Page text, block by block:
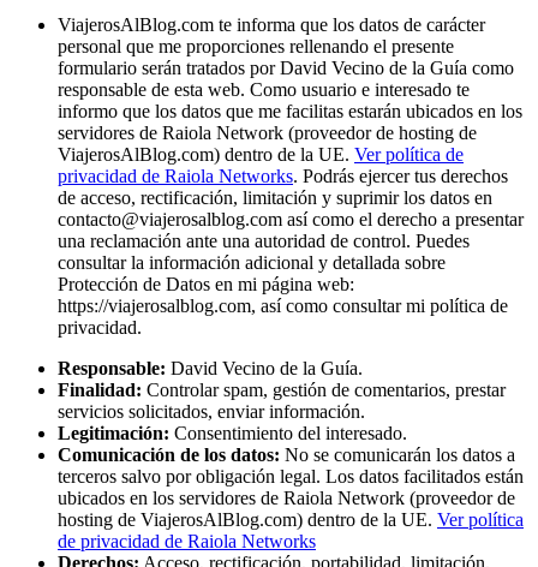
ViajerosAlBlog.com te informa que los datos de carácter
personal que me proporciones rellenando el presente
formulario serán tratados por David Vecino de la Guía como
responsable de esta web. Como usuario e interesado te
informo que los datos que me facilitas estarán ubicados en los
servidores de Raiola Network (proveedor de hosting de
ViajerosAlBlog.com) dentro de la UE. Ver política de
privacidad de Raiola Networks. Podrás ejercer tus derechos
de acceso, rectificación, limitación y suprimir los datos en
contacto@viajerosalblog.com así como el derecho a presentar
una reclamación ante una autoridad de control. Puedes
consultar la información adicional y detallada sobre
Protección de Datos en mi página web:
https://viajerosalblog.com, así como consultar mi política de
privacidad.
Responsable: David Vecino de la Guía.
Finalidad: Controlar spam, gestión de comentarios, prestar
servicios solicitados, enviar información.
Legitimación: Consentimiento del interesado.
Comunicación de los datos: No se comunicarán los datos a
terceros salvo por obligación legal. Los datos facilitados están
ubicados en los servidores de Raiola Network (proveedor de
hosting de ViajerosAlBlog.com) dentro de la UE. Ver política
de privacidad de Raiola Networks
Derechos: Acceso, rectificación, portabilidad, limitación,